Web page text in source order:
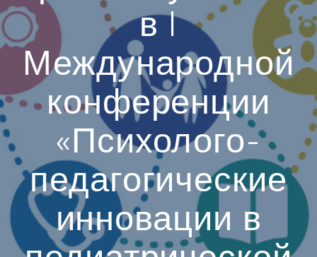
в I
Международной
конференции
«Психолого-
педагогические
инновации в